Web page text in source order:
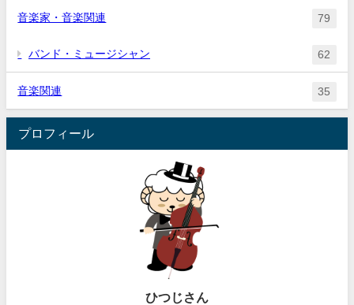
音楽家・音楽関連 79
バンド・ミュージシャン 62
音楽関連 35
プロフィール
ひつじさん